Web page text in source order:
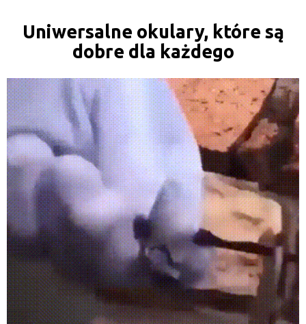
Uniwersalne okulary, które są
dobre dla każdego